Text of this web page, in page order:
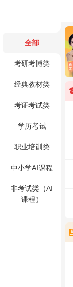
全部
考研考博类
经典教材类
考证考试类
学历考试
职业培训类
中小学AI课程
非考试类（AI
课程）